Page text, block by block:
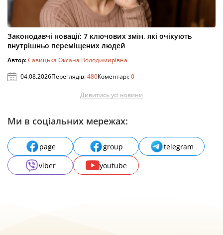
Законодавчі новації: 7 ключових змін, які очікують
внутрішньо переміщених людей
Автор:Савицька Оксана Володимирівна
04.08.2026Переглядів:480Коментарі:0
Дивитись усі новини
Ми в соціальних мережах:
page group
telegram
viber
youtube